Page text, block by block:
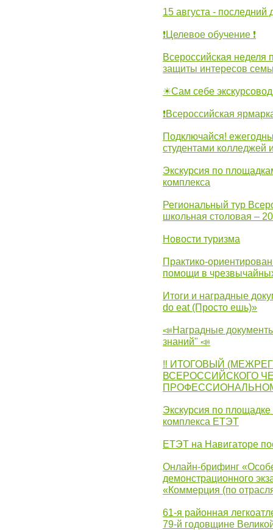
15 августа - последний
❗Целевое обучение ❗
Всероссийская
защиты интересов
☀Сам себе экскурсовод
❗Всероссийская
Подключайся!
студентами колледжей
Экскурсия по
комплекса
Региональный тур
школьная столовая –
Новости туризма
Практико-
помощи в
Итоги и наградные
do eat (Просто ешь)»
📣Наградные
знаний" 📣
‼ ИТОГОВЫЙ
ВСЕРОССИЙСКОГО
Экскурсия по
комплекса ЕТЭТ
ЕТЭТ на Навигаторе
Онлайн-брифинг
демонстрационного
«Коммерция (по
61-я районная
79-й годовщине